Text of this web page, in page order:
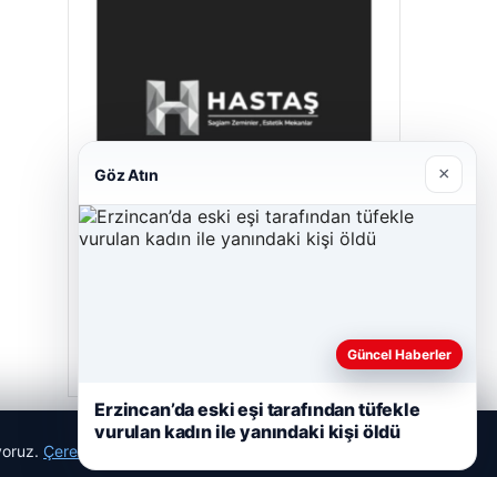
Çerez Politikamız
Göz Atın ×
Güncel Haberler
Erzincan’da eski eşi tarafından tüfekle
vurulan kadın ile yanındaki kişi öldü